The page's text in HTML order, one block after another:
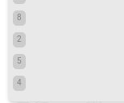
8
2
5
4